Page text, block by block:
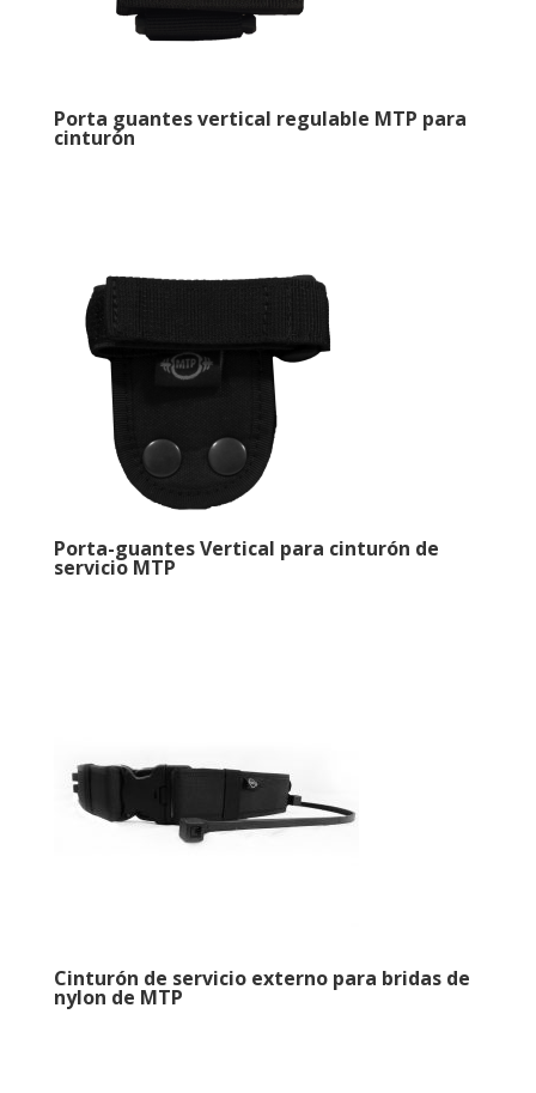
Porta guantes vertical regulable MTP para
cinturón
Porta-guantes Vertical para cinturón de
servicio MTP
Cinturón de servicio externo para bridas de
nylon de MTP